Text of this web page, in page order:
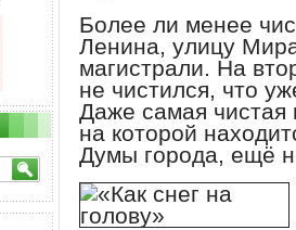
Более ли менее
Ленина, улицу
магистрали. На
не чистился, что
Даже самая чистая
на которой
Думы города, ещё